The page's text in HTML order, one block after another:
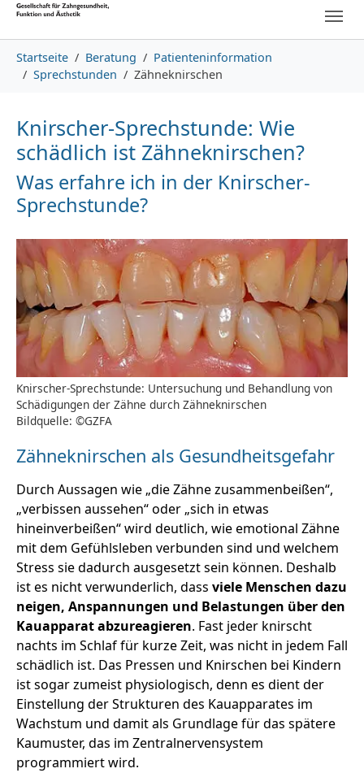
Skip to main content
Skip to page footer
Startseite Beratung
Patienteninformation
Sprechstunden
Zähneknirschen
Knirscher-Sprechstunde: Wie
schädlich ist Zähneknirschen?
Was erfahre ich in der Knirscher-
Sprechstunde?
Knirscher-Sprechstunde: Untersuchung und Behandlung von
Schädigungen der Zähne durch Zähneknirschen
Bildquelle: ©GZFA
Zähneknirschen als Gesundheitsgefahr
Durch Aussagen wie „die Zähne zusammenbeißen“,
„verbissen aussehen“ oder „sich in etwas
hineinverbeißen“ wird deutlich, wie emotional Zähne
mit dem Gefühlsleben verbunden sind und welchem
Stress sie dadurch ausgesetzt sein können. Deshalb
ist es nicht verwunderlich, dass viele Menschen dazu
neigen, Anspannungen und Belastungen über den
Kauapparat abzureagieren. Fast jeder knirscht
nachts im Schlaf für kurze Zeit, was nicht in jedem Fall
schädlich ist. Das Pressen und Knirschen bei Kindern
ist sogar zumeist physiologisch, denn es dient der
Einstellung der Strukturen des Kauapparates im
Wachstum und damit als Grundlage für das spätere
Kaumuster, das im Zentralnervensystem
programmiert wird.